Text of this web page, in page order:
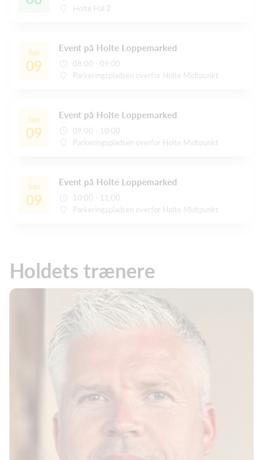
Holte Hal 2
Søn
09
Event på Holte Loppemarked
08:00 - 09:00
Parkeringspladsen overfor Holte Midtpunkt
Søn
09
Event på Holte Loppemarked
09:00 - 10:00
Parkeringspladsen overfor Holte Midtpunkt
Søn
09
Event på Holte Loppemarked
10:00 - 11:00
Parkeringspladsen overfor Holte Midtpunkt
Holdets trænere